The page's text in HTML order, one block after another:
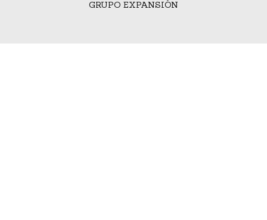
GRUPO EXPANSIÓN